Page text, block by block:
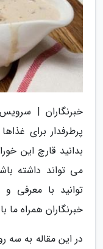
خبرنگاران |
پرطرفدار برای
بدانید قارچ
می تواند داشته
توانید با معرفی
خبرنگاران همراه ما
در این مقاله به